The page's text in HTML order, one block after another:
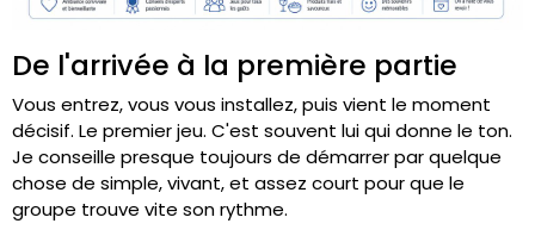
De l'arrivée à la première partie
Vous entrez, vous vous installez, puis vient le moment
décisif. Le premier jeu. C'est souvent lui qui donne le ton.
Je conseille presque toujours de démarrer par quelque
chose de simple, vivant, et assez court pour que le
groupe trouve vite son rythme.